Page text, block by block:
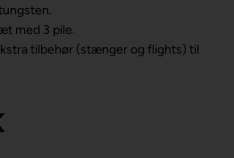
med 3 pile.
tilbehør (stænger og flights) til